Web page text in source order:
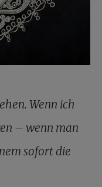
Wenn ich
– wenn man
sofort die